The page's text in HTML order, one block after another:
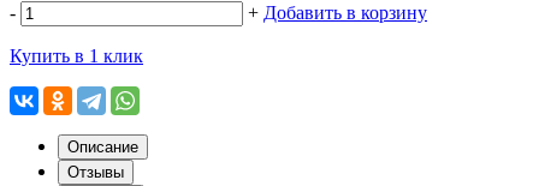
- + Добавить в корзину
Купить в 1 клик
Описание
Отзывы